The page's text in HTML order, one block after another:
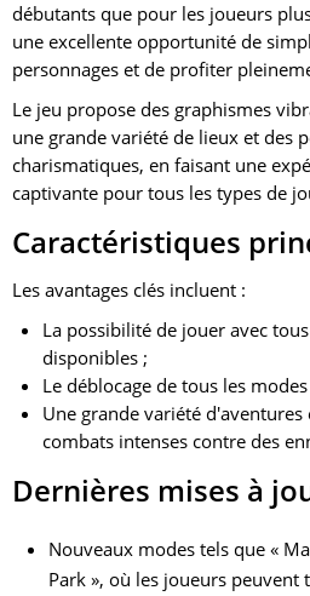
débutants que pour les joueurs
une excellente opportunité de
personnages et de profiter
Le jeu propose des graphismes
une grande variété de lieux et des
charismatiques, en faisant une
captivante pour tous les types de
Caractéristiques
Les avantages clés incluent :
La possibilité de jouer avec
disponibles ;
Le déblocage de tous les
Une grande variété
combats intenses contre des
Dernières mises à
Nouveaux modes tels que «
Park », où les joueurs peuvent